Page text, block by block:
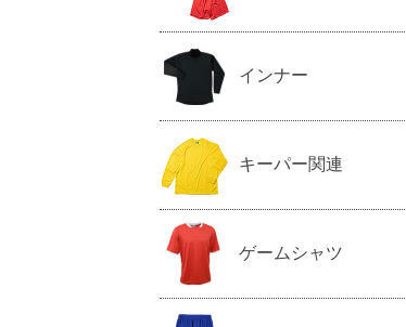
インナー
キーパー関連
ゲームシャツ